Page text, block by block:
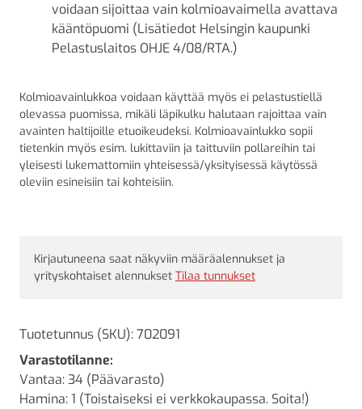
voidaan sijoittaa vain kolmioavaimella avattava
kääntöpuomi (Lisätiedot Helsingin kaupunki
Pelastuslaitos OHJE 4/08/RTA.)
Kolmioavainlukkoa voidaan käyttää myös ei pelastustiellä
olevassa puomissa, mikäli läpikulku halutaan rajoittaa vain
avainten haltijoille etuoikeudeksi. Kolmioavainlukko sopii
tietenkin myös esim. lukittaviin ja taittuviin pollareihin tai
yleisesti lukemattomiin yhteisessä/yksityisessä käytössä
oleviin esineisiin tai kohteisiin.
Kirjautuneena saat näkyviin määräalennukset ja
yrityskohtaiset alennukset Tilaa tunnukset
Tuotetunnus (SKU):702091
Varastotilanne:
Vantaa: 34 (Päävarasto)
Hamina: 1 (Toistaiseksi ei verkkokaupassa. Soita!)